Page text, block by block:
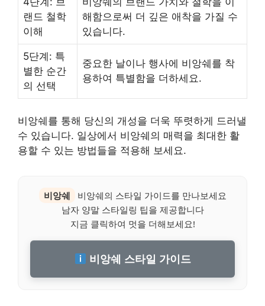
랜드 철학
이해
해함으로써 더 깊은 애착을 가질 수
있습니다.
5단계: 특
별한 순간
의 선택
중요한 날이나 행사에 비앙쉐를 착
용하여 특별함을 더하세요.
비앙쉐를 통해 당신의 개성을 더욱 뚜렷하게 드러낼
수 있습니다. 일상에서 비앙쉐의 매력을 최대한 활
용할 수 있는 방법들을 적용해 보세요.
비앙쉐
비앙쉐의 스타일 가이드를 만나보세요
남자 양말 스타일링 팁을 제공합니다
지금 클릭하여 멋을 더해보세요!
비앙쉐 스타일 가이드